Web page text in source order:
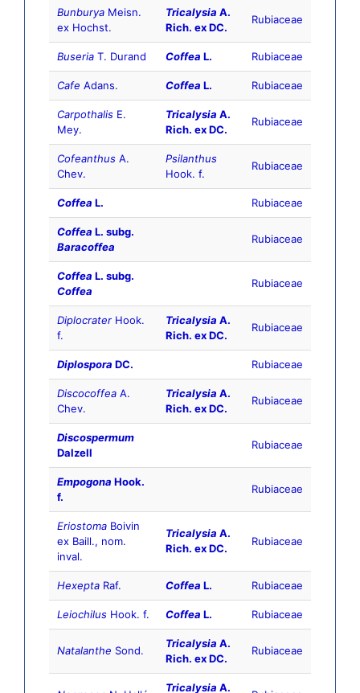
Bunburya Meisn.
ex Hochst.
Tricalysia A.
Rich. ex DC.
Rubiaceae
Buseria T. Durand Coffea L. Rubiaceae
Cafe Adans. Coffea L. Rubiaceae
Carpothalis E.
Mey.
Tricalysia A.
Rich. ex DC.
Rubiaceae
Cofeanthus A.
Chev.
Psilanthus
Hook. f.
Rubiaceae
Coffea L. Rubiaceae
Coffea L. subg.
Baracoffea
Rubiaceae
Coffea L. subg.
Coffea
Rubiaceae
Diplocrater Hook.
f.
Tricalysia A.
Rich. ex DC.
Rubiaceae
Diplospora DC. Rubiaceae
Discocoffea A.
Chev.
Tricalysia A.
Rich. ex DC.
Rubiaceae
Discospermum
Dalzell
Rubiaceae
Empogona Hook.
f.
Rubiaceae
Eriostoma Boivin
ex Baill., nom.
inval.
Tricalysia A.
Rich. ex DC.
Rubiaceae
Hexepta Raf. Coffea L. Rubiaceae
Leiochilus Hook. f. Coffea L. Rubiaceae
Natalanthe Sond.
Tricalysia A.
Rich. ex DC.
Rubiaceae
Tricalysia A.